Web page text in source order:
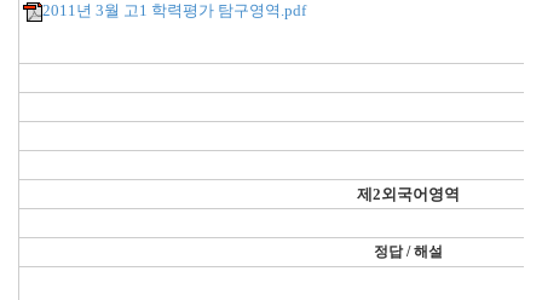
2011년 3월 고1 학력평가 탐구영역.pdf
제2외국어영역
정답 / 해설